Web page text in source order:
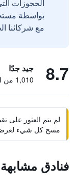
الحجوزات
مع شركائنا
8.7 جيد جدًا
1,010 من التقييمات تم التحقق منها
لم يتم العثور على
مسح كل شيء لعرض
فنادق